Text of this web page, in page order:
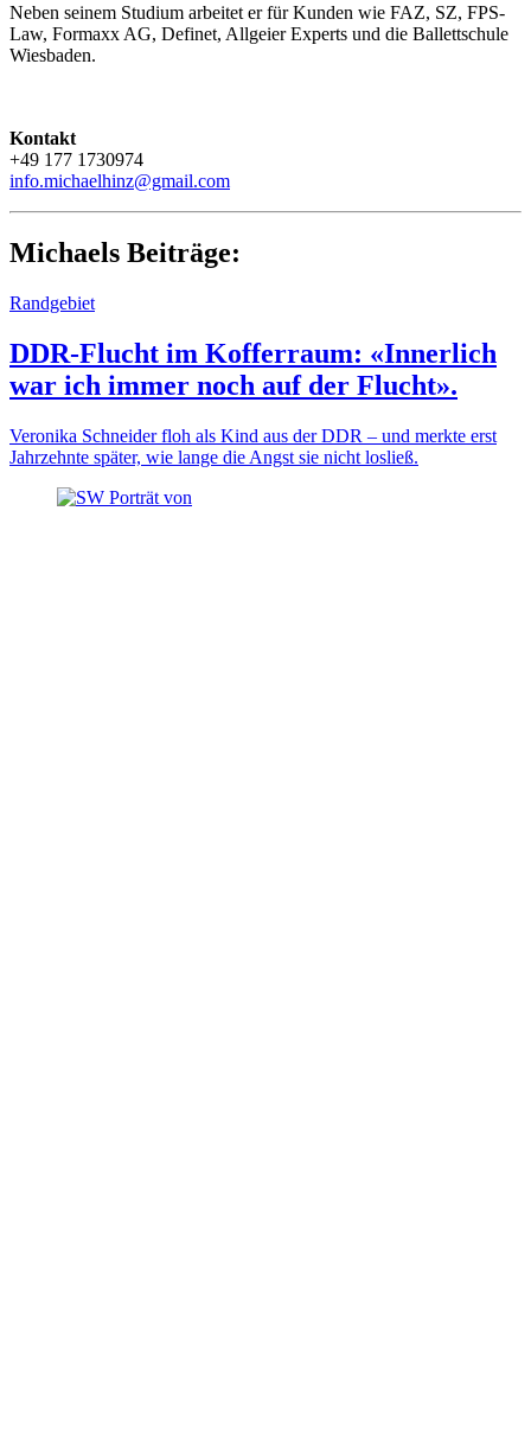
Neben seinem Studium arbeitet er für Kunden wie FAZ, SZ, FPS-
Law, Formaxx AG, Definet, Allgeier Experts und die Ballettschule
Wiesbaden.
Kontakt
+49 177 1730974
info.michaelhinz@gmail.com
Michaels Beiträge:
Randgebiet
DDR-Flucht im Kofferraum: «Innerlich
war ich immer noch auf der Flucht».
Veronika Schneider floh als Kind aus der DDR – und merkte erst
Jahrzehnte später, wie lange die Angst sie nicht losließ.